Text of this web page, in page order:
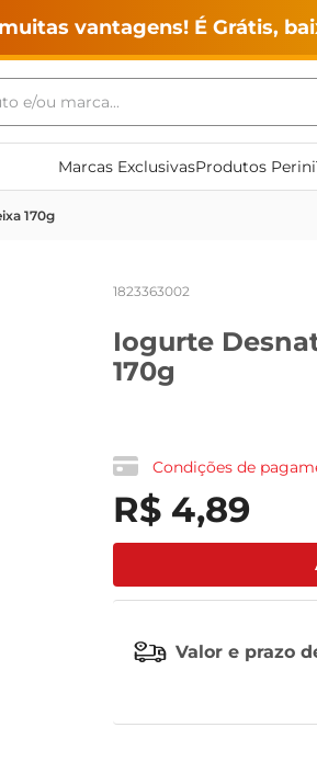
vantagens! É Grátis,
e/ou marca...
Marcas ExclusivasProdutos Perini
170g
1823363002
Iogurte
170g
Condições de
R$ 4,89
Valor e prazo